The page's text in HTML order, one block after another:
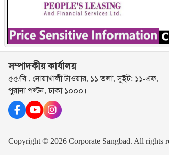
সম্পাদকীয় কার্যালয়
৫৫/বি , নোয়াখালী টাওয়ার, ১১ তলা, সুইট: ১১-এফ,
পুরানা পল্টন, ঢাকা ১০০০।
Copyright © 2026 Corporate Sangbad. All rights